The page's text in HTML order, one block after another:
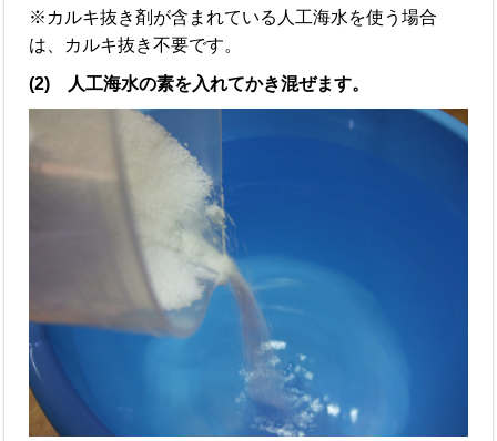
※カルキ抜き剤が含まれている人工海水を使う場合
は、カルキ抜き不要です。
(2) 人工海水の素を入れてかき混ぜます。